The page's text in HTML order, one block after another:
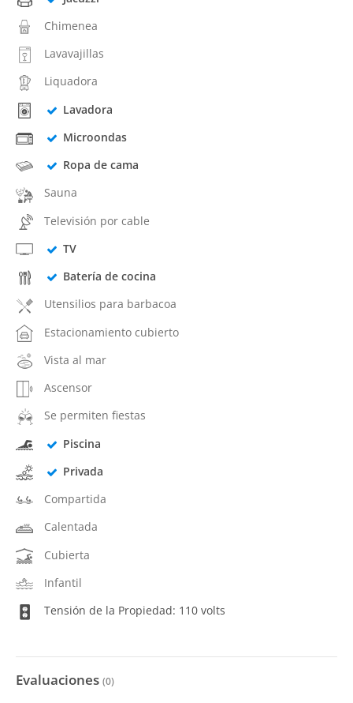
Chimenea
Lavavajillas
Liquadora
Lavadora
Microondas
Ropa de cama
Sauna
Televisión por cable
TV
Batería de cocina
Utensilios para barbacoa
Estacionamiento cubierto
Vista al mar
Ascensor
Se permiten fiestas
Piscina
Privada
Compartida
Calentada
Cubierta
Infantil
Tensión de la Propiedad: 110 volts
Evaluaciones (0)